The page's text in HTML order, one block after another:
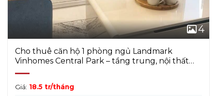
4
Cho thuê căn hộ 1 phòng ngủ Landmark
Vinhomes Central Park – tầng trung, nội thất
đầy đủ
Giá: 18.5 tr/tháng